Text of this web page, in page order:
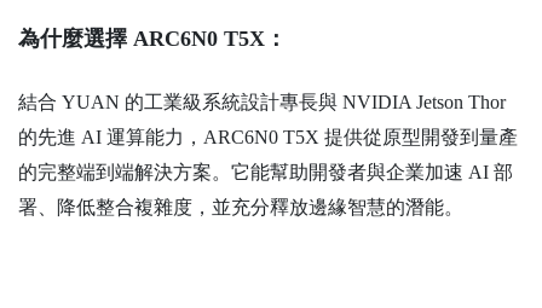
為什麼選擇 ARC6N0 T5X：
結合 YUAN 的工業級系統設計專長與 NVIDIA Jetson Thor
的先進 AI 運算能力，ARC6N0 T5X 提供從原型開發到量產
的完整端到端解決方案。它能幫助開發者與企業加速 AI 部
署、降低整合複雜度，並充分釋放邊緣智慧的潛能。